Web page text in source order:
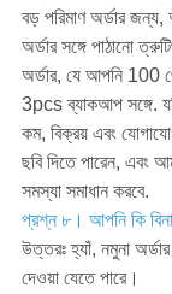
বড় পরিমাণ অর্ডার
অর্ডার সঙ্গে পাঠানো
অর্ডার, যে আপনি 100
3pcs ব্যাকআপ সঙ্গে.
কম, বিক্রয় এবং
ছবি দিতে পারেন, এবং
সমস্যা সমাধান করবে.
প্রশ্ন ৮। আপনি কি
উত্তরঃ হ্যাঁ, নমুনা অর্ডার
দেওয়া যেতে পারে।